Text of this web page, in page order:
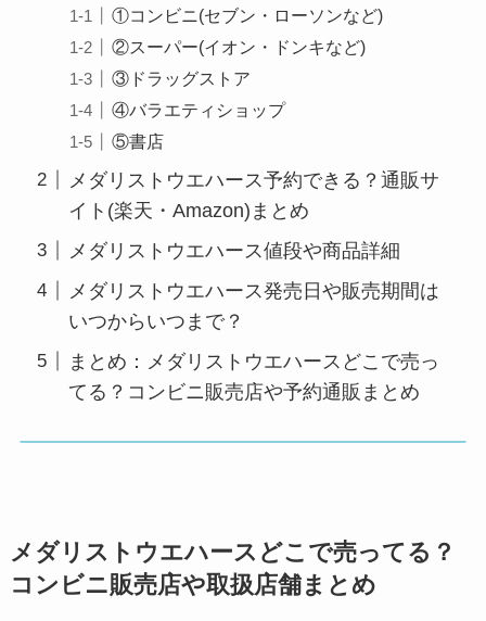
①コンビニ(セブン・ローソンなど)
②スーパー(イオン・ドンキなど)
③ドラッグストア
④バラエティショップ
⑤書店
メダリストウエハース予約できる？通販サ
イト(楽天・Amazon)まとめ
メダリストウエハース値段や商品詳細
メダリストウエハース発売日や販売期間は
いつからいつまで？
まとめ：メダリストウエハースどこで売っ
てる？コンビニ販売店や予約通販まとめ
メダリストウエハースどこで売ってる？
コンビニ販売店や取扱店舗まとめ